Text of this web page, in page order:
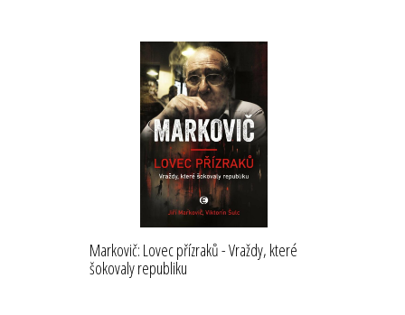
Markovič: Lovec přízraků - Vraždy, které
šokovaly republiku